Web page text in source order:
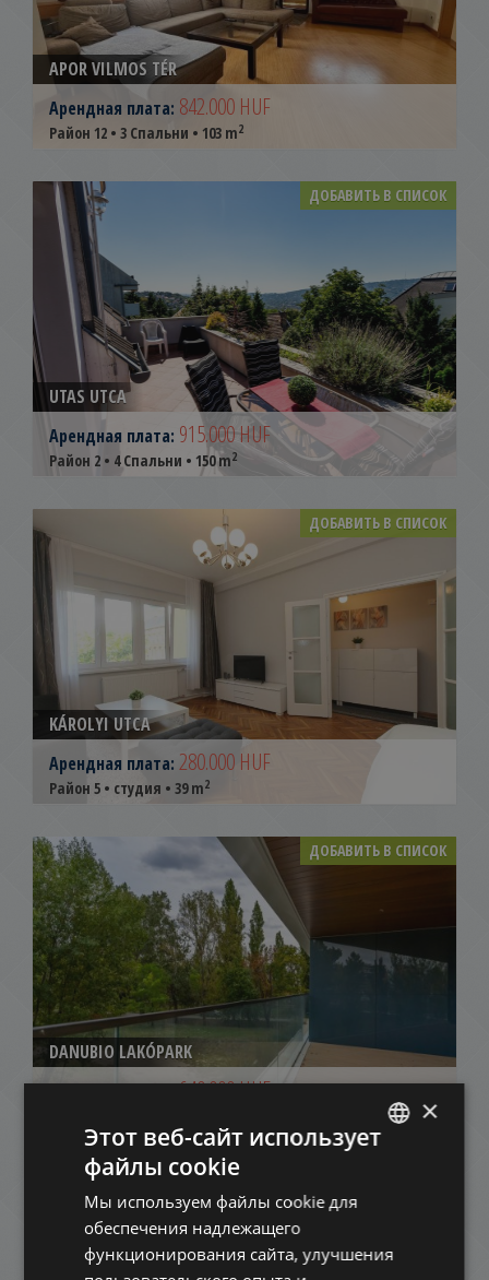
APOR VILMOS TÉR
Арендная плата: 842.000 HUF
Район 12 • 3 Спальни • 103 m2
ДОБАВИТЬ В СПИСОК
UTAS UTCA
Арендная плата: 915.000 HUF
Район 2 • 4 Спальни • 150 m2
ДОБАВИТЬ В СПИСОК
KÁROLYI UTCA
Арендная плата: 280.000 HUF
Район 5 • студия • 39 m2
ДОБАВИТЬ В СПИСОК
DANUBIO LAKÓPARK
Арендная плата:640.000 HUF
HUNGARIAN
×
Этот веб-сайт использует
файлы cookie
Мы используем файлы cookie для
обеспечения надлежащего
функционирования сайта, улучшения